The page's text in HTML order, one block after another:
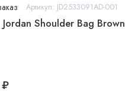
Артикул: JD2533091AD-001
Shoulder Bag Brown